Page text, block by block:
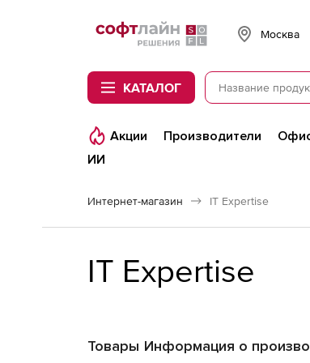
Softline
Москва
КАТАЛОГ
Акции Производители
ИИ
Интернет-магазин IT Expertise
IT Expertise
Товары Информация о